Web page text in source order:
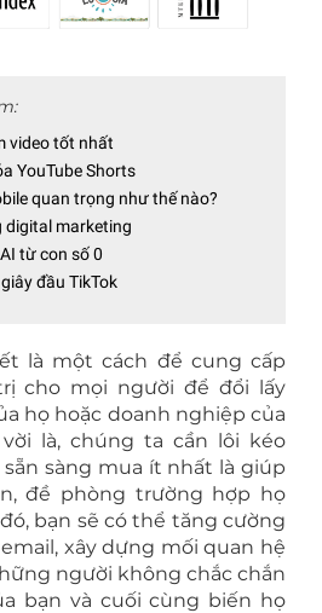
video tốt nhất
YouTube Shorts
quan trọng như thế nào?
digital marketing
từ con số 0
đầu TikTok
là một cách để cung cấp
cho mọi người để đổi lấy
họ hoặc doanh nghiệp của
là, chúng ta cần lôi kéo
sàng mua ít nhất là giúp
đề phòng trường hợp họ
bạn sẽ có thể tăng cường
xây dựng mối quan hệ
người không chắc chắn
bạn và cuối cùng biến họ